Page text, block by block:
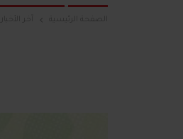
الصفحة الرئيسية